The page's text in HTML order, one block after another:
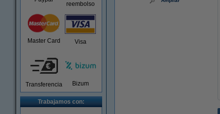
reembolso
Master Card Visa
Transferencia Bizum
Trabajamos con: